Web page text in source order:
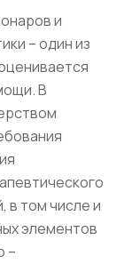
и
– один из
В
в том числе и
элементов
–